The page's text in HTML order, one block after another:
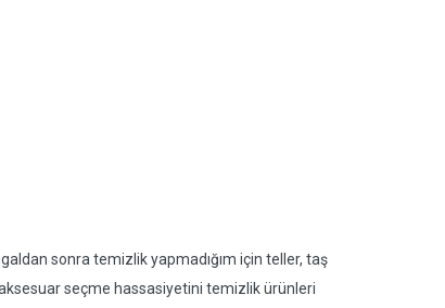
sonra temizlik yapmadığım için teller, taş
seçme hassasiyetini temizlik ürünleri